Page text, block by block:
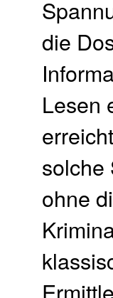
die
Lesen
solche
ohne